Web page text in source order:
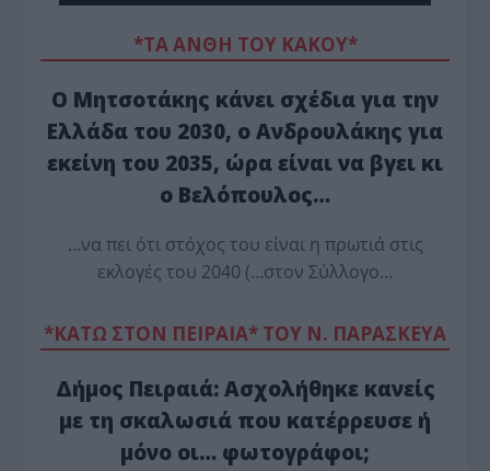
*ΤΑ ΆΝΘΗ ΤΟΥ ΚΑΚΟΎ*
Ο Μητσοτάκης κάνει σχέδια για την
Ελλάδα του 2030, ο Ανδρουλάκης για
εκείνη του 2035, ώρα είναι να βγει κι
ο Βελόπουλος…
…να πει ότι στόχος του είναι η πρωτιά στις
εκλογές του 2040 (…στον Σύλλογο…
*ΚΑΤΩ ΣΤΟΝ ΠΕΙΡΑΙΑ* ΤΟΥ Ν. ΠΑΡΑΣΚΕΥΑ
Δήμος Πειραιά: Ασχολήθηκε κανείς
με τη σκαλωσιά που κατέρρευσε ή
μόνο οι… φωτογράφοι;